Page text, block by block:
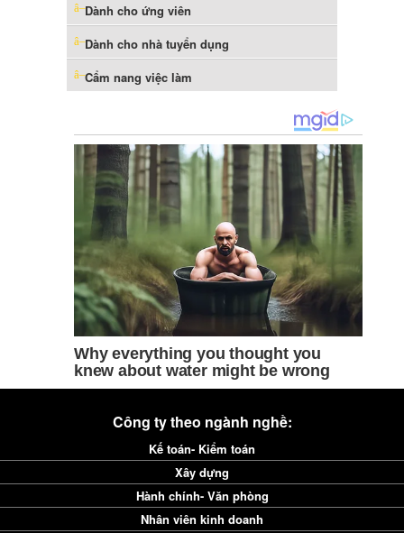
Dành cho ứng viên
Dành cho nhà tuyển dụng
Cẩm nang việc làm
Công ty theo ngành nghề:
Kế toán- Kiểm toán
Xây dựng
Hành chính- Văn phòng
Nhân viên kinh doanh